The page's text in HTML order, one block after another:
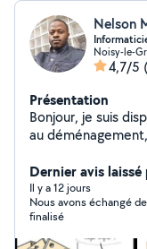
Nelson
Noisy-le-
4,7/5
Présentation
Bonjour, je suis
au
suis réactif,
Dernier avis
Il y a 12 jours
Nous avons échangé
finalisé